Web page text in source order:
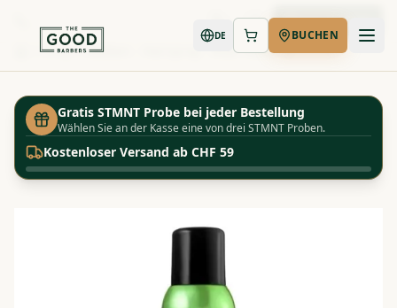
Jetzt buchen
DE BUCHEN
Startseite
Shop Redken - Hairspray - Root Tease 15
Gratis STMNT Probe bei jeder Bestellung
Wählen Sie an der Kasse eine von drei STMNT Proben.
Kostenloser Versand ab CHF 59